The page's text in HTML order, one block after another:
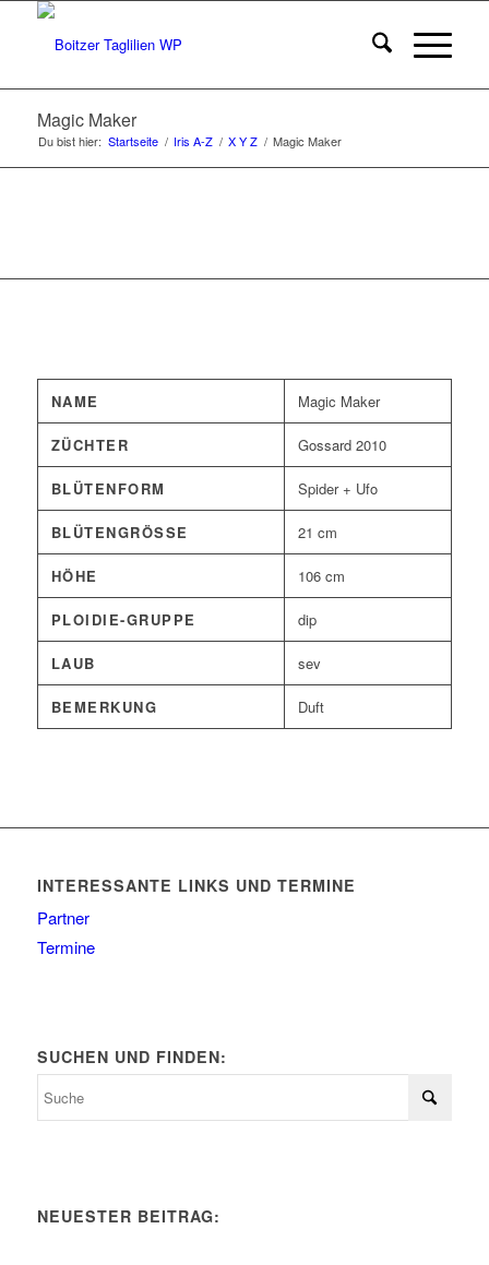
Magic Maker
Du bist hier: Startseite / Iris A-Z / X Y Z / Magic Maker
NAME Magic Maker
ZÜCHTER Gossard 2010
BLÜTENFORM Spider + Ufo
BLÜTENGRÖSSE 21 cm
HÖHE 106 cm
PLOIDIE-GRUPPE dip
LAUB sev
BEMERKUNG Duft
INTERESSANTE LINKS UND TERMINE
Partner
Termine
SUCHEN UND FINDEN:
NEUESTER BEITRAG: